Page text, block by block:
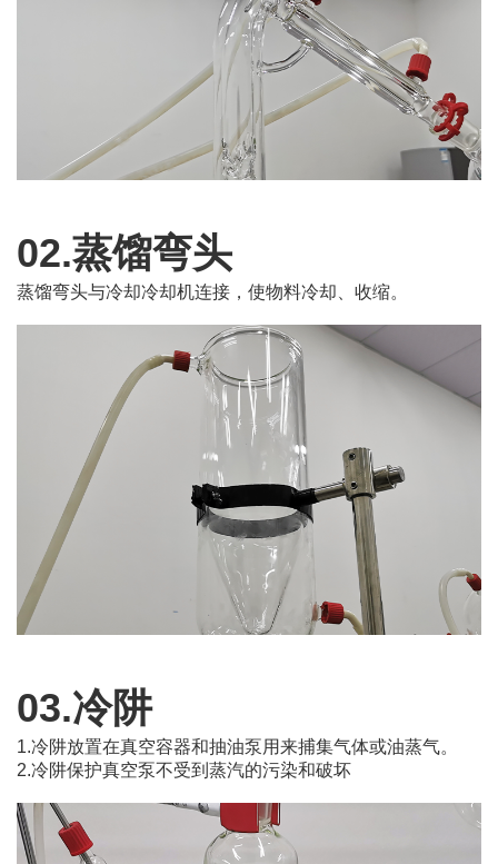
02.蒸馏弯头
蒸馏弯头与冷却冷却机连接，使物料冷却、收缩。
03.冷阱
1.冷阱放置在真空容器和抽油泵用来捕集气体或油蒸气。
2.冷阱保护真空泵不受到蒸汽的污染和破坏